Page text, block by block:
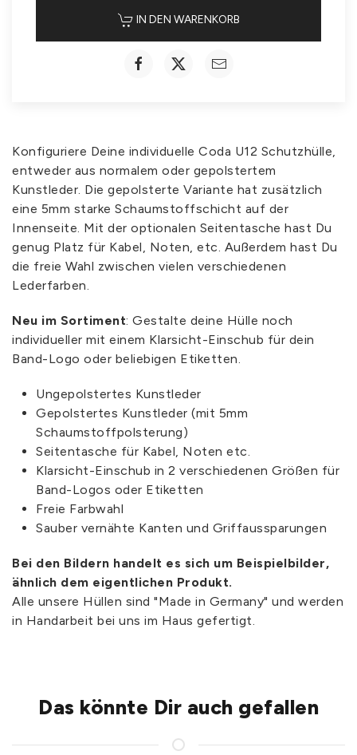
IN DEN WARENKORB
Konfiguriere Deine individuelle Coda U12 Schutzhülle,
entweder aus normalem oder gepolstertem
Kunstleder. Die gepolsterte Variante hat zusätzlich
eine 5mm starke Schaumstoffschicht auf der
Innenseite. Mit der optionalen Seitentasche hast Du
genug Platz für Kabel, Noten, etc. Außerdem hast Du
die freie Wahl zwischen vielen verschiedenen
Lederfarben.
Neu im Sortiment: Gestalte deine Hülle noch
individueller mit einem Klarsicht-Einschub für dein
Band-Logo oder beliebigen Etiketten.
Ungepolstertes Kunstleder
Gepolstertes Kunstleder (mit 5mm
Schaumstoffpolsterung)
Seitentasche für Kabel, Noten etc.
Klarsicht-Einschub in 2 verschiedenen Größen für
Band-Logos oder Etiketten
Freie Farbwahl
Sauber vernähte Kanten und Griffaussparungen
Bei den Bildern handelt es sich um Beispielbilder,
ähnlich dem eigentlichen Produkt.
Alle unsere Hüllen sind "Made in Germany" und werden
in Handarbeit bei uns im Haus gefertigt.
Das könnte Dir auch gefallen